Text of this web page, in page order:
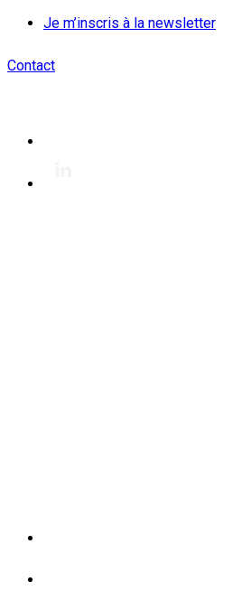
Je m’inscris à la newsletter
Contact